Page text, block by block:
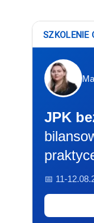
SZKOLENIE
JPK
📅 11-